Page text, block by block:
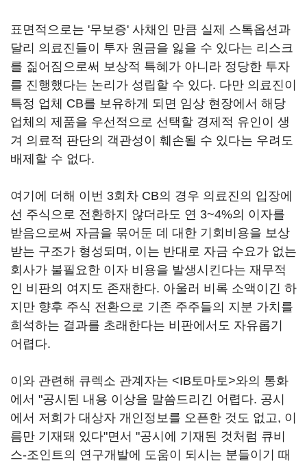
표면적으로는 '무보증' 사채인 만큼 실제 스톡옵션과
달리 의료진들이 투자 원금을 잃을 수 있다는 리스크
를 짊어짐으로써 보상적 특혜가 아니라 정당한 투자
를 진행했다는 논리가 성립할 수 있다. 다만 의료진이
특정 업체 CB를 보유하게 되면 임상 현장에서 해당
업체의 제품을 우선적으로 선택할 경제적 유인이 생
겨 의료적 판단의 객관성이 훼손될 수 있다는 우려도
배제할 수 없다.
여기에 더해 이번 3회차 CB의 경우 의료진의 입장에
선 주식으로 전환하지 않더라도 연 3~4%의 이자를
받음으로써 자금을 묶어둔 데 대한 기회비용을 보상
받는 구조가 형성되며, 이는 반대로 자금 수요가 없는
회사가 불필요한 이자 비용을 발생시킨다는 재무적
인 비판의 여지도 존재한다. 아울러 비록 소액이긴 하
지만 향후 주식 전환으로 기존 주주들의 지분 가치를
희석하는 결과를 초래한다는 비판에서도 자유롭기
어렵다.
이와 관련해 큐렉소 관계자는 <IB토마토>와의 통화
에서 "공시된 내용 이상을 말씀드리긴 어렵다. 공시
에서 저희가 대상자 개인정보를 오픈한 것도 없고, 이
름만 기재돼 있다"면서 "공시에 기재된 것처럼 큐비
스-조인트의 연구개발에 도움이 되시는 분들이기 때